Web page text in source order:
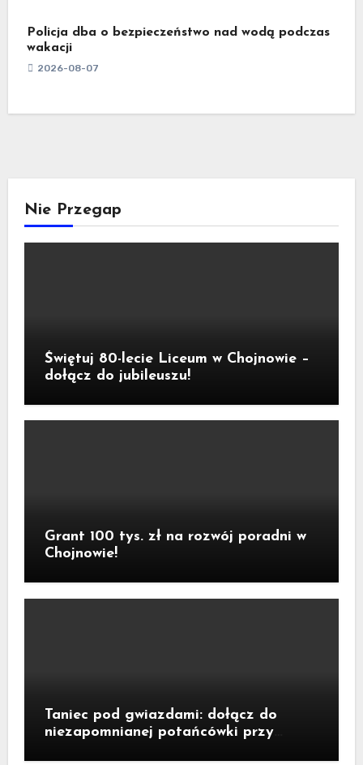
Policja dba o bezpieczeństwo nad wodą podczas
wakacji
2026-08-07
Nie Przegap
Świętuj 80-lecie Liceum w Chojnowie –
dołącz do jubileuszu!
Grant 100 tys. zł na rozwój poradni w
Chojnowie!
Taniec pod gwiazdami: dołącz do
niezapomnianej potańcówki przy